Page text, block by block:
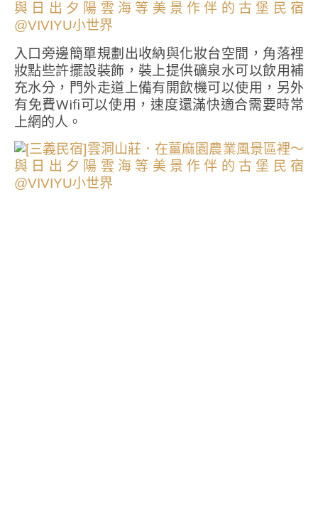
入口旁邊簡單規劃出收納與化妝台空間，角落裡
妝點些許擺設裝飾，裝上提供礦泉水可以飲用補
充水分，門外走道上備有開飲機可以使用，另外
有免費Wifi可以使用，速度還滿快適合需要時常
上網的人。